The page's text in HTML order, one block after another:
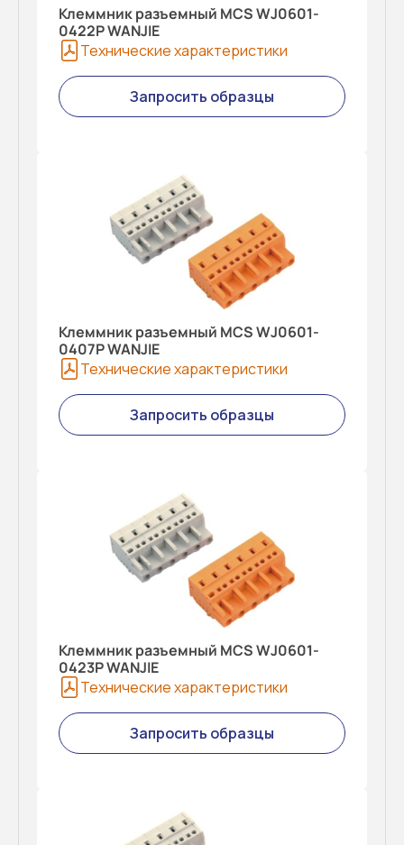
Клеммник разъемный MCS WJ0601-
0422P WANJIE
Технические характеристики
Запросить образцы
Клеммник разъемный MCS WJ0601-
0407P WANJIE
Технические характеристики
Запросить образцы
Клеммник разъемный MCS WJ0601-
0423P WANJIE
Технические характеристики
Запросить образцы